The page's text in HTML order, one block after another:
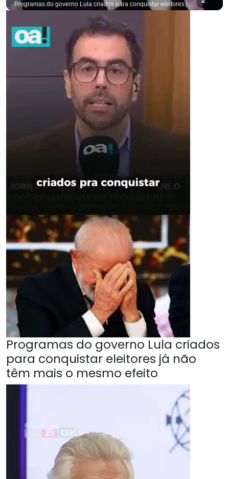
Programas do governo Lula criados para conquistar eleitores já não têm o mesmo efeito de campanhas anteriores. #OAntagonista Se você busca informação com credibilidade, inscreva-se agora e ative o
Programas do governo Lula criados
para conquistar eleitores já não
têm mais o mesmo efeito